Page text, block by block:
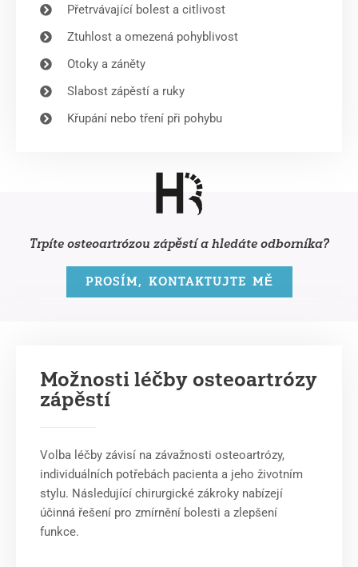
Přetrvávající bolest a citlivost
Ztuhlost a omezená pohyblivost
Otoky a záněty
Slabost zápěstí a ruky
Křupání nebo tření při pohybu
Trpíte osteoartrózou zápěstí a hledáte odborníka?
PROSÍM, KONTAKTUJTE MĚ
Možnosti léčby osteoartrózy
zápěstí
Volba léčby závisí na závažnosti osteoartrózy,
individuálních potřebách pacienta a jeho životním
stylu. Následující chirurgické zákroky nabízejí
účinná řešení pro zmírnění bolesti a zlepšení
funkce.